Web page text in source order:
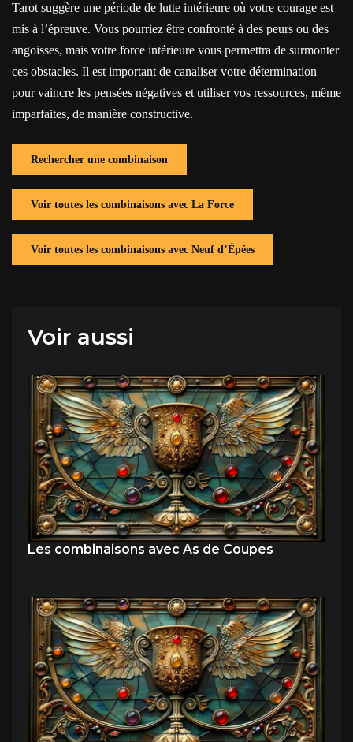
Tarot suggère une période de lutte intérieure où votre courage est
mis à l’épreuve. Vous pourriez être confronté à des peurs ou des
angoisses, mais votre force intérieure vous permettra de surmonter
ces obstacles. Il est important de canaliser votre détermination
pour vaincre les pensées négatives et utiliser vos ressources, même
imparfaites, de manière constructive.
Rechercher une combinaison
Voir toutes les combinaisons avec La Force
Voir toutes les combinaisons avec Neuf d’Épées
Voir aussi
Les combinaisons avec As de Coupes